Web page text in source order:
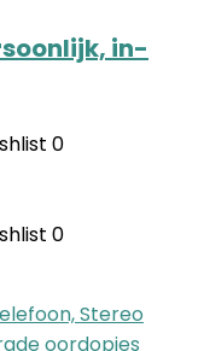
in-
0
0